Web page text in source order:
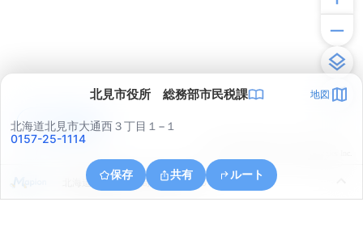
北見市役所 総務部市民税課 地図
北海道北見市大通西３丁目１−１
0157-25-1114
保存 共有 ルート
北海道北見市中ノ島町３丁目１３
アプリで見る